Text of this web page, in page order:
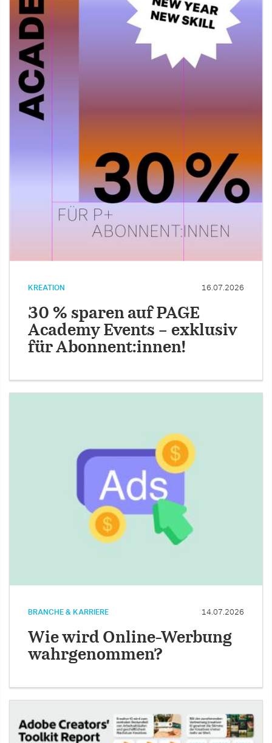
KREATION 16.07.2026
30 % sparen auf PAGE
Academy Events – exklusiv
für Abonnent:innen!
BRANCHE & KARRIERE 14.07.2026
Wie wird Online-Werbung
wahrgenommen?